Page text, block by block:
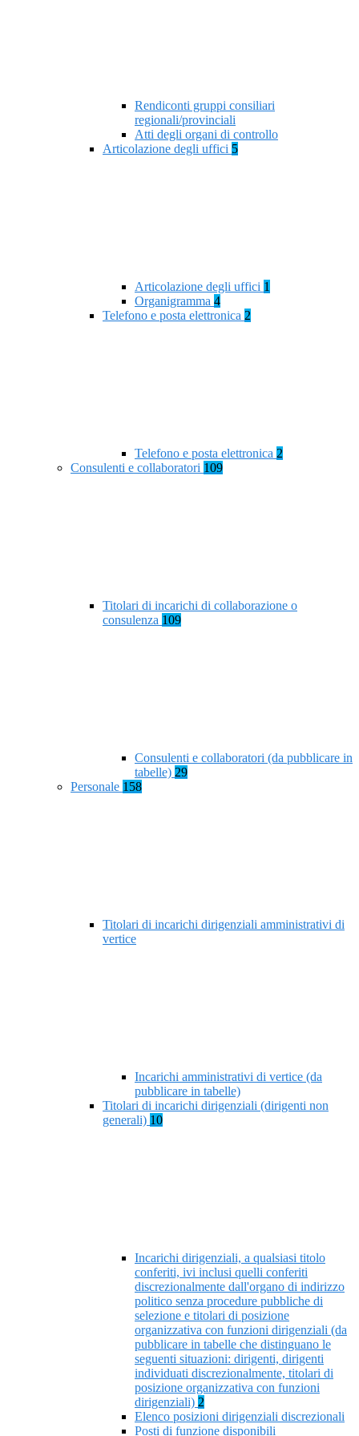
Rendiconti gruppi consiliari
regionali/provinciali
Atti degli organi di controllo
Articolazione degli uffici 5
Articolazione degli uffici 1
Organigramma 4
Telefono e posta elettronica 2
Telefono e posta elettronica 2
Consulenti e collaboratori 109
Titolari di incarichi di collaborazione o
consulenza 109
Consulenti e collaboratori (da pubblicare in
tabelle) 29
Personale 158
Titolari di incarichi dirigenziali amministrativi di
vertice
Incarichi amministrativi di vertice (da
pubblicare in tabelle)
Titolari di incarichi dirigenziali (dirigenti non
generali) 10
Incarichi dirigenziali, a qualsiasi titolo
conferiti, ivi inclusi quelli conferiti
discrezionalmente dall'organo di indirizzo
politico senza procedure pubbliche di
selezione e titolari di posizione
organizzativa con funzioni dirigenziali (da
pubblicare in tabelle che distinguano le
seguenti situazioni: dirigenti, dirigenti
individuati discrezionalmente, titolari di
posizione organizzativa con funzioni
dirigenziali) 2
Elenco posizioni dirigenziali discrezionali
Posti di funzione disponibili